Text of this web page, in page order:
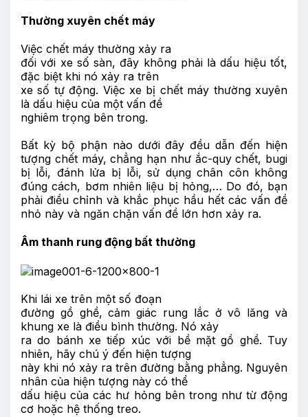
Thường xuyên chết máy
Việc chết máy thường xảy ra
đối với xe số sàn, đây không phải là dấu hiệu tốt,
đặc biệt khi nó xảy ra trên
xe số tự động. Việc xe bị chết máy thường xuyên
là dấu hiệu của một vấn đề
nghiêm trọng bên trong.
Bất kỳ bộ phận nào dưới đây đều dẫn đến hiện
tượng chết máy, chẳng hạn như ắc-quy chết, bugi
bị lỗi, đánh lửa bị lỗi, sử dụng chân côn không
đúng cách, bơm nhiên liệu bị hỏng,… Do đó, bạn
phải điều chỉnh và khắc phục hầu hết các vấn đề
nhỏ này và ngăn chặn vấn đề lớn hơn xảy ra.
Âm thanh rung động bất thường
Khi lái xe trên một số đoạn
đường gồ ghề, cảm giác rung lắc ở vô lăng và
khung xe là điều bình thường. Nó xảy
ra do bánh xe tiếp xúc với bề mặt gồ ghề. Tuy
nhiên, hãy chú ý đến hiện tượng
này khi nó xảy ra trên đường bằng phẳng. Nguyên
nhân của hiện tượng này có thể
dấu hiệu của các hư hỏng bên trong như từ động
cơ hoặc hệ thống treo.